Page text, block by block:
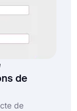
de
de